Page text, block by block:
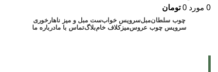
0 مورد 0 تومان
چوب سلطانمبلسرویس خوابست مبل و میز ناهارخوری
سرویس چوب عروسمیزکلاف خامبلاگتماس با مادرباره ما